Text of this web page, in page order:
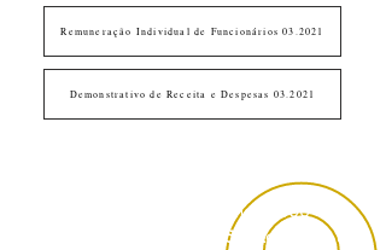
Remuneração Individual de Funcionários 03.2021
Demonstrativo de Receita e Despesas 03.2021
Rua Theodoro Sanches, 2300
Vila São Jorge, São José do Rio Preto- SP,